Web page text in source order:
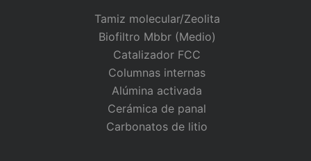
Tamiz molecular/Zeolita
Biofiltro Mbbr (Medio)
Catalizador FCC
Columnas internas
Alúmina activada
Cerámica de panal
Carbonatos de litio